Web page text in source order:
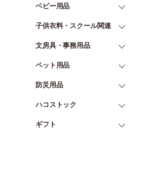
ベビー用品
子供衣料・スクール関連
文房具・事務用品
ペット用品
防災用品
ハコストック
ギフト